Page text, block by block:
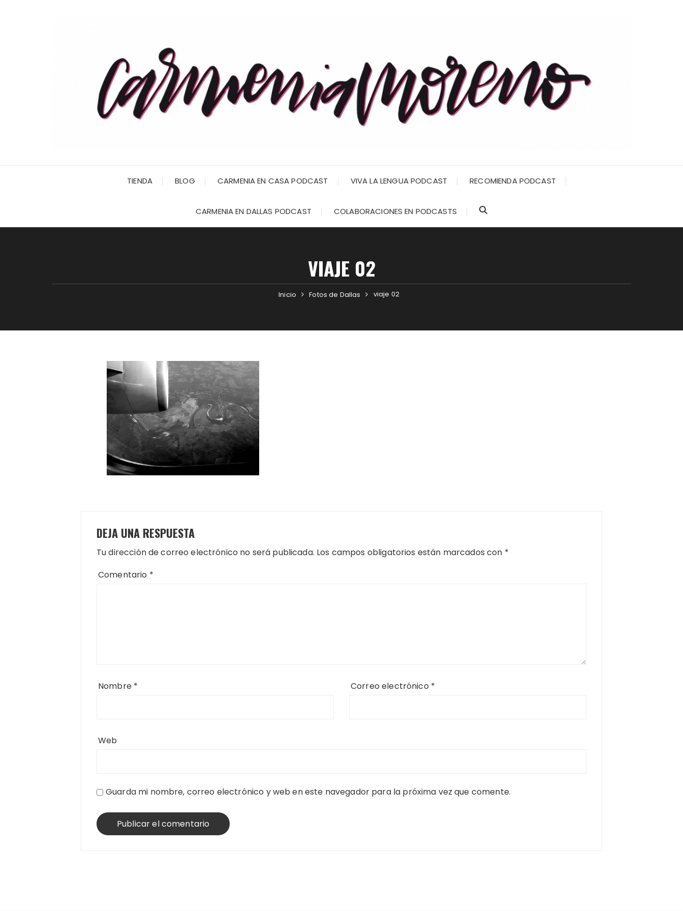
TIENDA BLOG CARMENIA EN CASA PODCAST VIVA LA LENGUA PODCAST RECOMIENDA PODCAST
CARMENIA EN DALLAS PODCAST COLABORACIONES EN PODCASTS
VIAJE 02
Inicio Fotos de Dallas viaje 02
DEJA UNA RESPUESTA
Tu dirección de correo electrónico no será publicada. Los campos obligatorios están marcados con *
Comentario *
Nombre * Correo electrónico *
Web
Guarda mi nombre, correo electrónico y web en este navegador para la próxima vez que comente.